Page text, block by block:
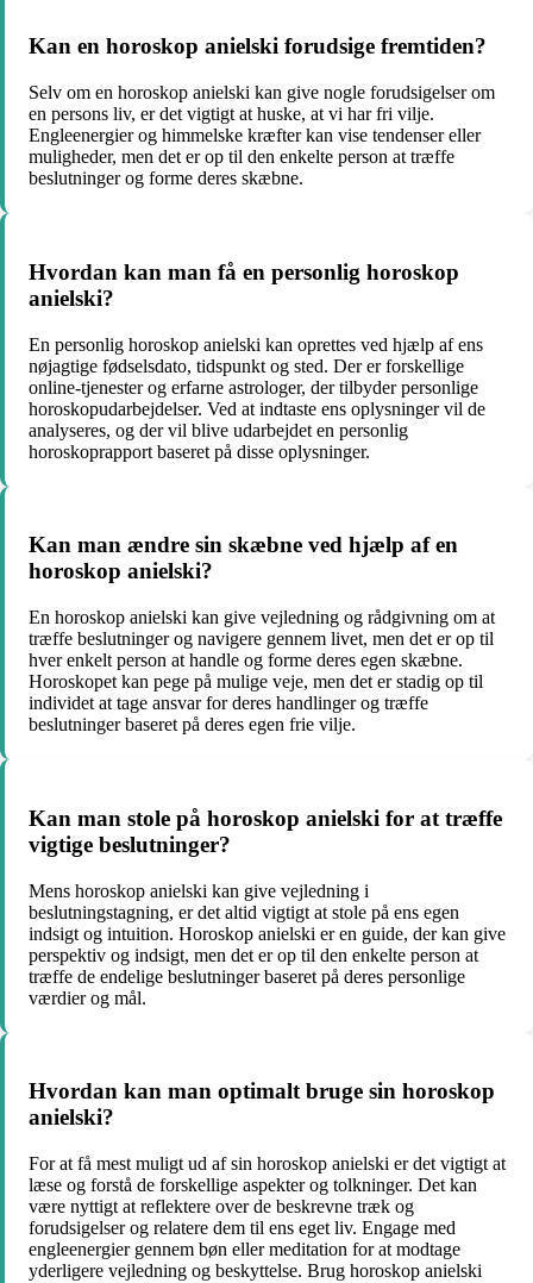
Kan en horoskop anielski forudsige fremtiden?
Selv om en horoskop anielski kan give nogle forudsigelser om
en persons liv, er det vigtigt at huske, at vi har fri vilje.
Engleenergier og himmelske kræfter kan vise tendenser eller
muligheder, men det er op til den enkelte person at træffe
beslutninger og forme deres skæbne.
Hvordan kan man få en personlig horoskop
anielski?
En personlig horoskop anielski kan oprettes ved hjælp af ens
nøjagtige fødselsdato, tidspunkt og sted. Der er forskellige
online-tjenester og erfarne astrologer, der tilbyder personlige
horoskopudarbejdelser. Ved at indtaste ens oplysninger vil de
analyseres, og der vil blive udarbejdet en personlig
horoskoprapport baseret på disse oplysninger.
Kan man ændre sin skæbne ved hjælp af en
horoskop anielski?
En horoskop anielski kan give vejledning og rådgivning om at
træffe beslutninger og navigere gennem livet, men det er op til
hver enkelt person at handle og forme deres egen skæbne.
Horoskopet kan pege på mulige veje, men det er stadig op til
individet at tage ansvar for deres handlinger og træffe
beslutninger baseret på deres egen frie vilje.
Kan man stole på horoskop anielski for at træffe
vigtige beslutninger?
Mens horoskop anielski kan give vejledning i
beslutningstagning, er det altid vigtigt at stole på ens egen
indsigt og intuition. Horoskop anielski er en guide, der kan give
perspektiv og indsigt, men det er op til den enkelte person at
træffe de endelige beslutninger baseret på deres personlige
værdier og mål.
Hvordan kan man optimalt bruge sin horoskop
anielski?
For at få mest muligt ud af sin horoskop anielski er det vigtigt at
læse og forstå de forskellige aspekter og tolkninger. Det kan
være nyttigt at reflektere over de beskrevne træk og
forudsigelser og relatere dem til ens eget liv. Engage med
engleenergier gennem bøn eller meditation for at modtage
yderligere vejledning og beskyttelse. Brug horoskop anielski